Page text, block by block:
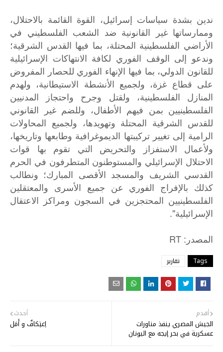
ندين بشدة سياسات إسرائيل، القوة القائمة بالاحتلال،
وممارساتها غير القانونية ضد الشعب الفلسطيني في
الأراضي الفلسطينية المحتلة، بما فيها القدس الشرقية؛
وندعو إلى الوقف الفوري لكافة الانتهاكات الإسرائيلية
للقانون الدولي، بما فيها الإنهاء الفوري للحصار المفروض
على قطاع غزة، ولجميع الأنشطة الاستيطانية، ولهدم
المنازل الفلسطينية، ولقتل وجرح واحتجاز المدنيين
الفلسطينيين بمن فيهم الأطفال، وللضم غير القانوني
للقدس الشرقية المحتلة وتهويدها، ولجميع المحاولات
الرامية إلى تغيير تركيبتها الديموغرافية وطابعها وتاريخها،
ولأعمال الاستفزاز والتحريض التي تقوم بها قوات
الاحتلال الإسرائيلي والمستوطنون المتطرفون في الحرم
القدسي الشريف والمسجد الأقصى المبارك؛ ونطالب
كذلك بالإفراج الفوري عن جميع الأسرى والمعتقلين
الفلسطينيين المحتجزين في السجون ومراكز الاعتقال
الإسرائيلية".
المصدر : RT
Tags تقارير
أحدث
اِعتِكافٌ و أَمَل
أقدم
الجيش المصري ينفذ مناورات
عسكرية في بحر إيجه مع اليونان